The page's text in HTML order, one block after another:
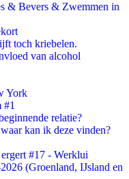
& Bevers & Zwemmen in
toch kriebelen.
van alcohol
York
relatie?
kan ik deze vinden?
#17 - Werklui
(Groenland, IJsland en